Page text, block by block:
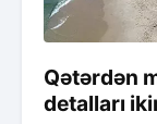
Qətərdən
detalları